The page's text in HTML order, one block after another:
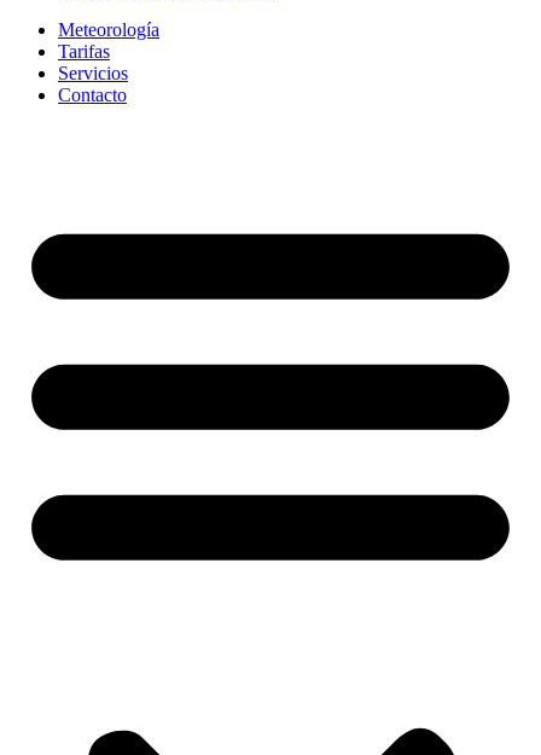
Meteorología
Tarifas
Servicios
Contacto